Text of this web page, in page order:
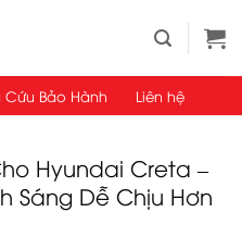
Cứu Bảo Hành Liên hệ
Hyundai Creta –
Sáng Dễ Chịu Hơn